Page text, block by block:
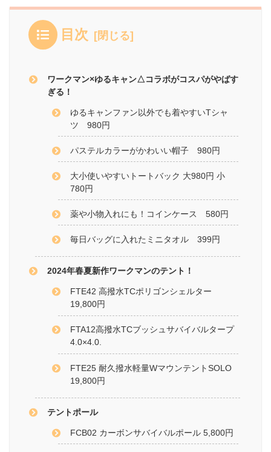
目次
ワークマン×ゆるキャン△コラボがコスパがやばす
ぎる！
ゆるキャンファン以外でも着やすいTシャ
ツ 980円
パステルカラーがかわいい帽子 980円
大小使いやすいトートバック 大980円 小
780円
薬や小物入れにも！コインケース 580円
毎日バッグに入れたミニタオル 399円
2024年春夏新作ワークマンのテント！
FTE42 高撥水TCポリゴンシェルター
19,800円
FTA12高撥水TCブッシュサバイバルタープ
4.0×4.0.
FTE25 耐久撥水軽量WマウンテントSOLO
19,800円
テントポール
FCB02 カーボンサバイバルポール 5,800円